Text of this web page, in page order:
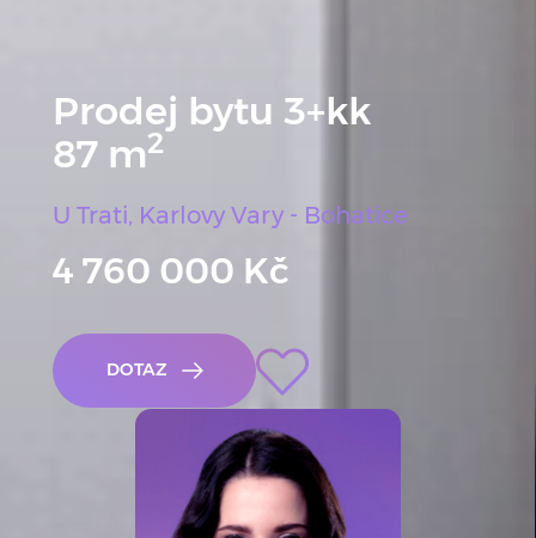
Prodej bytu 3+kk
87 m2
U Trati, Karlovy Vary - Bohatice
4 760 000 Kč
DOTAZ ARROW RIGHT WHITE